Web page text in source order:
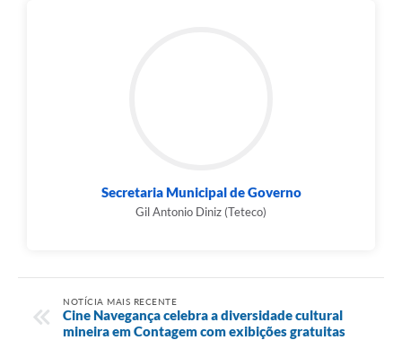
Secretaria Municipal de Governo
Gil Antonio Diniz (Teteco)
NOTÍCIA MAIS RECENTE
Cine Navegança celebra a diversidade cultural
mineira em Contagem com exibições gratuitas